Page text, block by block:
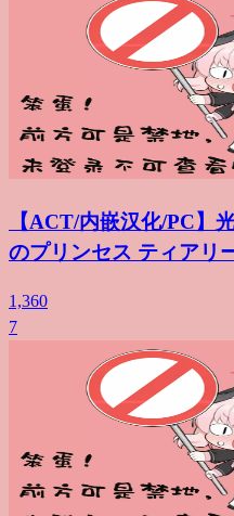
【ACT/内嵌汉化/PC】
のプリンセス ティアリ
1,360
7